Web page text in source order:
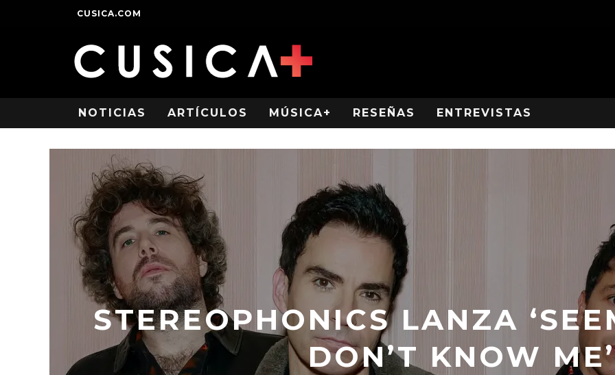
CUSICA.COM
NOTICIAS ARTÍCULOS MÚSICA+ RESEÑAS ENTREVISTAS
STEREOPHONICS LANZA
DON’T KNOW ME’